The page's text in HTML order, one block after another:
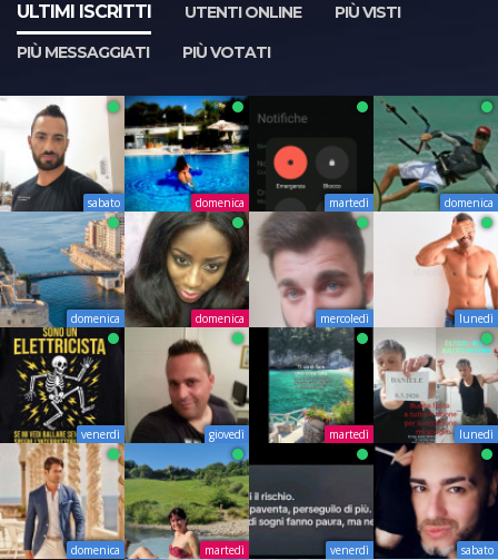
ULTIMI ISCRITTI UTENTI ONLINE
PIÙ VISTI
PIÙ MESSAGGIATI
PIÙ VOTATI
sabato domenica martedì domenica
domenica domenica mercoledì lunedì
venerdì giovedì martedì lunedì
domenica martedì venerdì sabato